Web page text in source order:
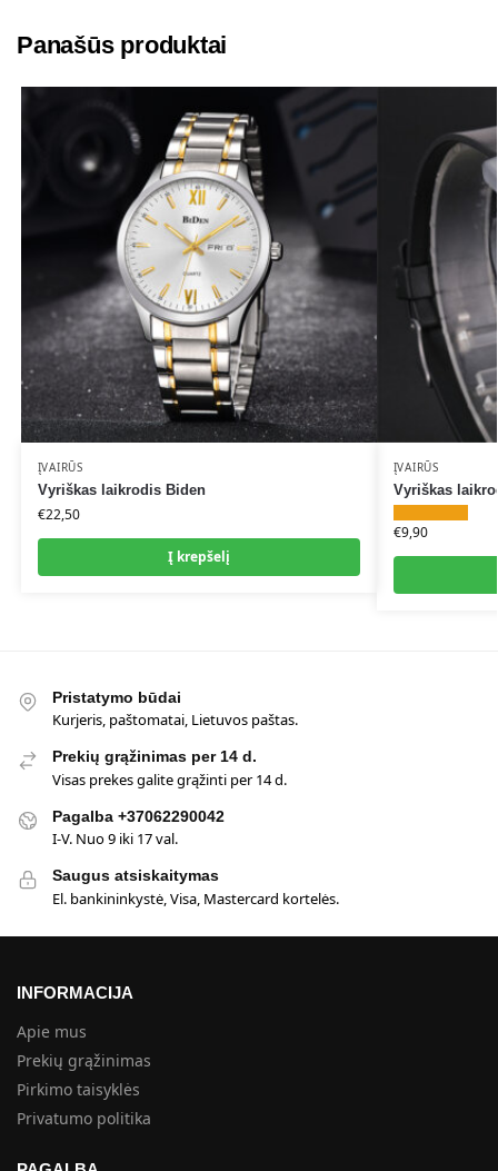
a
Panašūs produktai
ĮVAIRŪS
Vyriškas laikrodis Biden
€22,50
Į krepšelį
ĮVAIRŪS
Vyriškas
€9,90
Pristatymo būdai
Kurjeris, paštomatai, Lietuvos paštas.
Prekių grąžinimas per 14 d.
Visas prekes galite grąžinti per 14 d.
Pagalba +37062290042
I-V. Nuo 9 iki 17 val.
Saugus atsiskaitymas
El. bankininkystė, Visa, Mastercard kortelės.
INFORMACIJA
Apie mus
Prekių grąžinimas
Pirkimo taisyklės
Privatumo politika